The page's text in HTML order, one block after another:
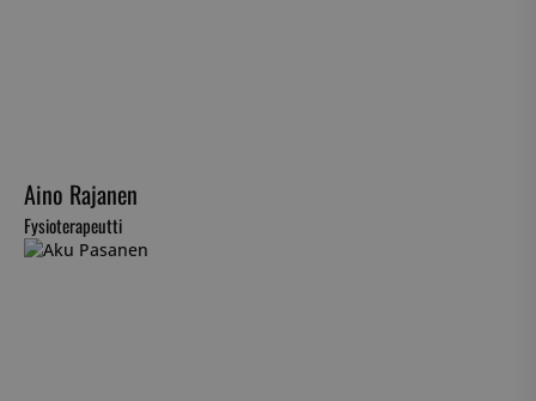
Aino Rajanen
Fysioterapeutti